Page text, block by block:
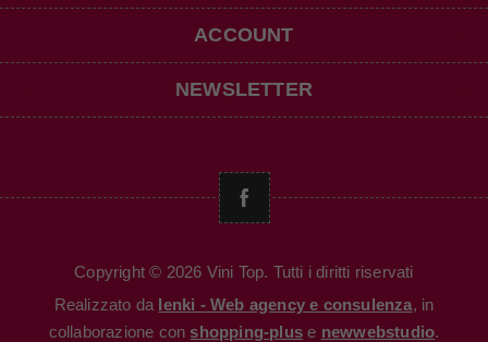
ACCOUNT
NEWSLETTER
Copyright © 2026 Vini Top. Tutti i diritti riservati
Realizzato da Ienki - Web agency e consulenza, in
collaborazione con shopping-plus e newwebstudio.